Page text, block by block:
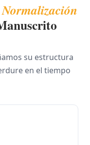
Normalización
su estructura
en el tiempo